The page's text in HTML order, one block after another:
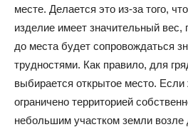
месте. Делается это из-за того,
изделие имеет значительный вес,
до места будет сопровождаться
трудностями. Как правило, для
выбирается открытое место. Если
ограничено территорией
небольшим участком земли возле